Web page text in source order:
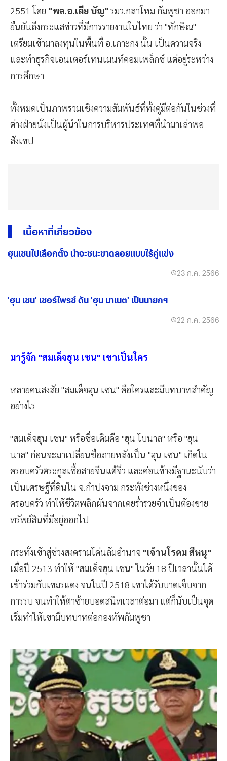
2551 โดย "พล.อ.เตีย บัญ" รมว.กลาโหม กัมพูชา ออกมา
ยืนยันถึงกระแสข่าวที่มีการรายงานในไทย ว่า "ทักษิณ"
เตรียมเข้ามาลงทุนในพื้นที่ อ.เกาะกง นั้น เป็นความจริง
และทำธุรกิจเอนเตอร์เทนเมนท์คอมเพล็กซ์ แต่อยู่ระหว่าง
การศึกษา
ทั้งหมดเป็นภาพรวมเชิงความสัมพันธ์ที่ทั้งคู่มีต่อกันในช่วงที่
ต่างฝ่ายนั่งเป็นผู้นำในการบริหารประเทศที่นำมาเล่าพอ
สังเขป
เนื้อหาที่เกี่ยวข้อง
ฮุนเซนไปเลือกตั้ง น่าจะชนะขาดลอยแบบไร้คู่แข่ง
23 ก.ค. 2566
'ฮุน เซน' เซอร์ไพรซ์ ดัน 'ฮุน มาเนต' เป็นนายกฯ
22 ก.ค. 2566
มารู้จัก "สมเด็จฮุน เซน" เขาเป็นใคร
หลายคนสงสัย "สมเด็จฮุน เซน" คือใครและมีบทบาทสำคัญ
อย่างไร
"สมเด็จฮุน เซน" หรือชื่อเดิมคือ "ฮุน โบนาล" หรือ "ฮุน
นาล" ก่อนจะมาเปลี่ยนชื่อภายหลังเป็น "ฮุน เซน" เกิดใน
ครอบครัวตระกูลเชื้อสายจีนแต้จิ๋ว และค่อนข้างมีฐานะนับว่า
เป็นเศรษฐีที่ดินใน จ.กำปงจาม กระทั่งช่วงหนึ่งของ
ครอบครัว ทำให้ชีวิตพลิกผันจากเคยร่ำรวยจำเป็นต้องขาย
ทรัพย์สินที่มีอยู่ออกไป
กระทั่งเข้าสู่ช่วงสงครามโค่นล้มอำนาจ "เจ้านโรดม สีหนุ"
เมื่อปี 2513 ทำให้ "สมเด็จฮุน เซน" ในวัย 18 ปีเวลานั้นได้
เข้าร่วมกับเขมรแดง จนในปี 2518 เขาได้รับบาดเจ็บจาก
การรบ จนทำให้ตาซ้ายบอดสนิทเวลาต่อมา แต่ก็นับเป็นจุด
เริ่มทำให้เขามีบทบาทต่อกองทัพกัมพูชา